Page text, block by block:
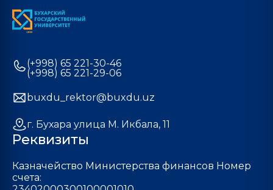
(+998) 65 221-30-46
(+998) 65 221-29-06
buxdu_rektor@buxdu.uz
г. Бухара улица М. Икбала, 11
Реквизиты
Казначейство Министерства финансов Номер
счета: